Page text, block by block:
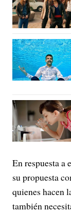
En respuesta a
su propuesta
quienes hacen
también